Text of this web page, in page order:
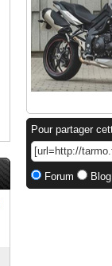
Pour partager
Forum